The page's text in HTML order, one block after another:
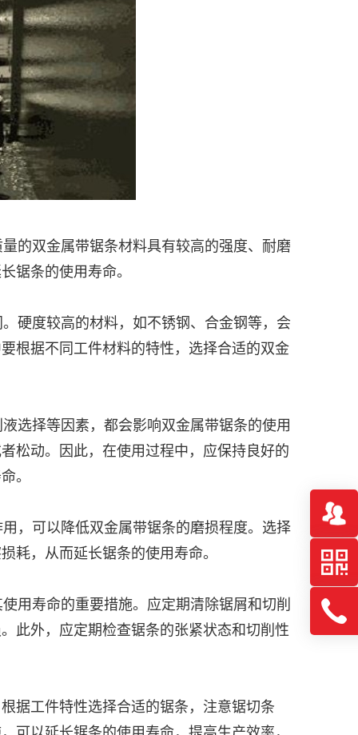
的双金属带锯条材料具有较高的强度、耐磨
锯条的使用寿命。
硬度较高的材料，如不锈钢、合金钢等，会
根据不同工件材料的特性，选择合适的双金
选择等因素，都会影响双金属带锯条的使用
松动。因此，在使用过程中，应保持良好的
。
，可以降低双金属带锯条的磨损程度。选择
耗，从而延长锯条的使用寿命。
用寿命的重要措施。应定期清除锯屑和切削
此外，应定期检查锯条的张紧状态和切削性
据工件特性选择合适的锯条，注意锯切条